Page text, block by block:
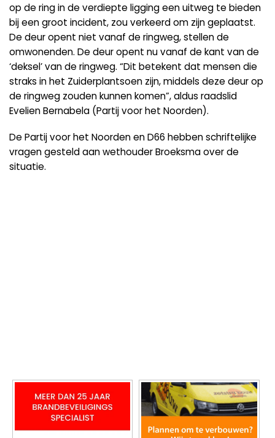
op de ring in de verdiepte ligging een uitweg te bieden
bij een groot incident, zou verkeerd om zijn geplaatst.
De deur opent niet vanaf de ringweg, stellen de
omwonenden. De deur opent nu vanaf de kant van de
‘deksel’ van de ringweg. “Dit betekent dat mensen die
straks in het Zuiderplantsoen zijn, middels deze deur op
de ringweg zouden kunnen komen”, aldus raadslid
Evelien Bernabela (Partij voor het Noorden).
De Partij voor het Noorden en D66 hebben schriftelijke
vragen gesteld aan wethouder Broeksma over de
situatie.